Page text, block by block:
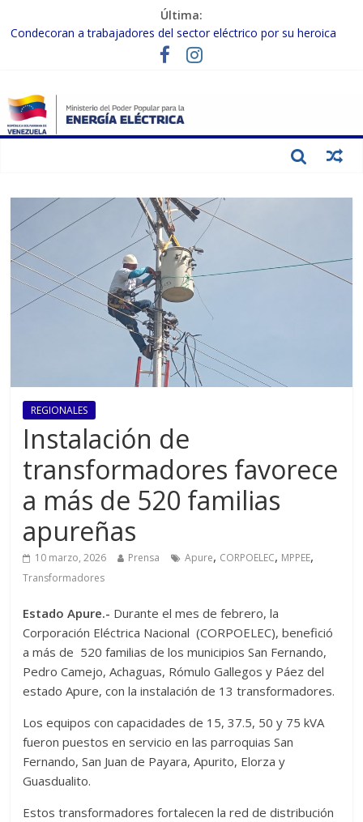
Última:
Condecoran a trabajadores del sector eléctrico por su heroica
labor tras el doble sismo del 24-J
Gobierno Nacional coordina acciones con el sector privado para
Inspeccionan trabajos de rehabilitación en instalaciones del SEN
en Carabobo
Gobierno Nacional activa plan preventivo para fortalecer el SEN
REGIONALES
Instalación de
transformadores favorece
a más de 520 familias
apureñas
10 marzo, 2026 Prensa Apure, CORPOELEC, MPPEE,
Transformadores
Estado Apure.- Durante el mes de febrero, la
Corporación Eléctrica Nacional (CORPOELEC), benefició
a más de 520 familias de los municipios San Fernando,
Pedro Camejo, Achaguas, Rómulo Gallegos y Páez del
estado Apure, con la instalación de 13 transformadores.
Los equipos con capacidades de 15, 37.5, 50 y 75 kVA
fueron puestos en servicio en las parroquias San
Fernando, San Juan de Payara, Apurito, Elorza y
Guasdualito.
Estos transformadores fortalecen la red de distribución